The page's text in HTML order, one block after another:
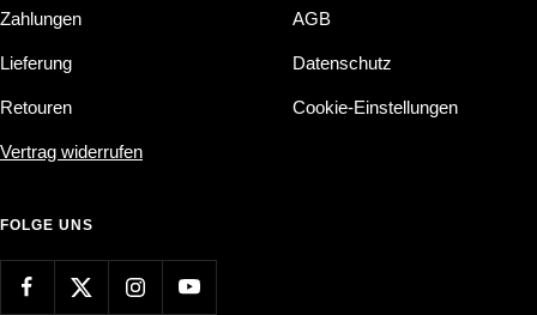
Zahlungen
Lieferung
Retouren
Vertrag widerrufen
AGB
Datenschutz
Cookie-Einstellungen
FOLGE UNS